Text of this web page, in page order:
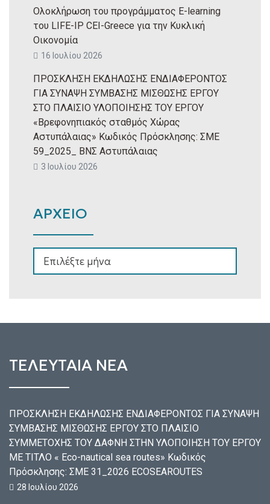
Ολοκλήρωση του προγράμματος E-learning
του LIFE-IP CEI-Greece για την Κυκλική
Οικονομία
16 Ιουλίου 2026
ΠΡΟΣΚΛΗΣΗ ΕΚΔΗΛΩΣΗΣ ΕΝΔΙΑΦΕΡΟΝΤΟΣ
ΓΙΑ ΣΥΝΑΨΗ ΣΥΜΒΑΣΗΣ ΜΙΣΘΩΣΗΣ ΕΡΓΟΥ
ΣΤΟ ΠΛΑΙΣΙΟ ΥΛΟΠΟΙΗΣΗΣ ΤΟΥ ΕΡΓΟΥ
«Βρεφονηπιακός σταθμός Χώρας
Αστυπάλαιας» Κωδικός Πρόσκλησης: ΣΜΕ
59_2025_ ΒΝΣ Αστυπάλαιας
3 Ιουλίου 2026
ΑΡΧΕΙΟ
ΤΕΛΕΥΤΑΙΑ ΝΕΑ
ΠΡΟΣΚΛΗΣΗ ΕΚΔΗΛΩΣΗΣ ΕΝΔΙΑΦΕΡΟΝΤΟΣ ΓΙΑ ΣΥΝΑΨΗ
ΣΥΜΒΑΣΗΣ ΜΙΣΘΩΣΗΣ ΕΡΓΟΥ ΣΤΟ ΠΛΑΙΣΙΟ
ΣΥΜΜΕΤΟΧΗΣ ΤΟΥ ΔΑΦΝΗ ΣΤΗΝ ΥΛΟΠΟΙΗΣΗ ΤΟΥ ΕΡΓΟΥ
ΜΕ ΤΙΤΛΟ « Eco-nautical sea routes» Κωδικός
Πρόσκλησης: ΣΜΕ 31_2026 ECOSEAROUTES
28 Ιουλίου 2026